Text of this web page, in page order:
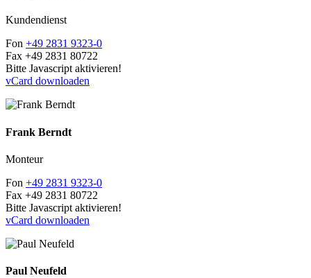
Kundendienst
Fon +49 2831 9323-0
Fax +49 2831 80722
Bitte Javascript aktivieren!
vCard downloaden
Frank Berndt
Monteur
Fon +49 2831 9323-0
Fax +49 2831 80722
Bitte Javascript aktivieren!
vCard downloaden
Paul Neufeld